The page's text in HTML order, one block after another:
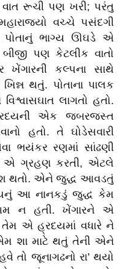
રૂચી પણ ખરી; પરંતુ
વચ્ચે પસંદગી
ભાગ્ય ઊઘડે એ
પણ કેટલીક વાતો
ખેંગારની કલ્પના સાથે
થતું. પોતાના પાલક
લાગતો હતો.
એક જબરજસ્ત
હતો. તે ઘોડેસવારી
ભયંકર રણમાં સાંઢણી
એ ગ્રહણ કરતી, એટલે
થતો. એને જુદ્ધ આવડતું
આ નાનકડું જુદ્ધ કેમ
ન હતી. ખેંગારને એ
એ હ્રદયમાં વધારે ને
શા માટે થતું તેની એને
જૂનાગઢનો રા’ થયો